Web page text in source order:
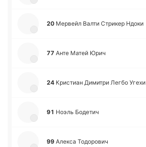
20 Ме­рвейл Валти Стри­кер Ндоки
77 Анте Матей Юрич
24 Кри­стиан Ди­ми­три Легбо Угехи
91 Ноэль Бо­де­тич
99 Алекса То­до­ро­вич